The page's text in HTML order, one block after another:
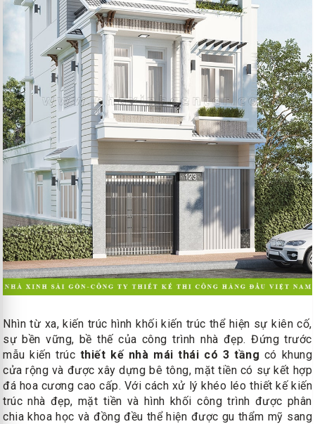
Nhìn từ xa, kiến trúc hình khối kiến trúc thể hiện sự kiên cố,
sự bền vững, bề thế của công trình nhà đẹp. Đứng trước
mẫu kiến trúc thiết kế nhà mái thái có 3 tầng có khung
cửa rộng và được xây dựng bê tông, mặt tiền có sự kết hợp
đá hoa cương cao cấp. Với cách xử lý khéo léo thiết kế kiến
trúc nhà đẹp, mặt tiền và hình khối công trình được phân
chia khoa học và đồng đều thể hiện được gu thẩm mỹ sang